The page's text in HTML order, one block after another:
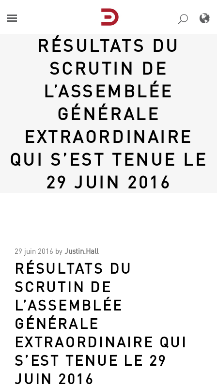
content
RÉSULTATS DU
SCRUTIN DE
L’ASSEMBLÉE
GÉNÉRALE
EXTRAORDINAIRE
QUI S’EST TENUE LE
29 JUIN 2016
29 juin 2016 by Justin.Hall
RÉSULTATS DU
SCRUTIN DE
L’ASSEMBLÉE
GÉNÉRALE
EXTRAORDINAIRE QUI
S’EST TENUE LE 29
JUIN 2016